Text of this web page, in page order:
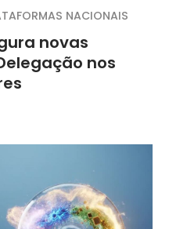
novas
nos
NACIONAIS